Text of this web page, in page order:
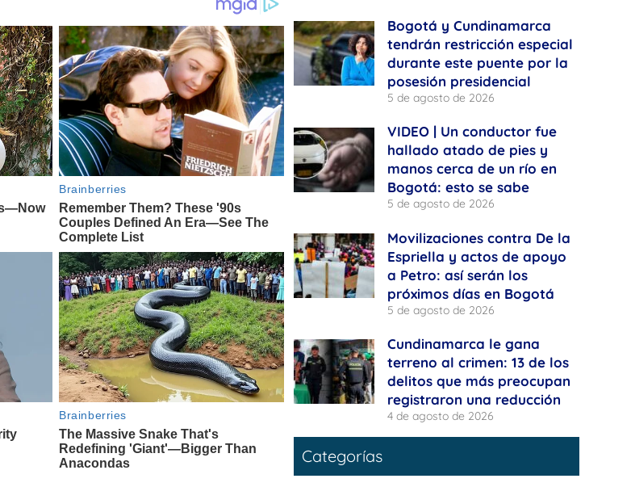
Bogotá y Cundinamarca
tendrán restricción especial
durante este puente por la
posesión presidencial
5 de agosto de 2026
VIDEO | Un conductor fue
hallado atado de pies y
manos cerca de un río en
Bogotá: esto se sabe
5 de agosto de 2026
Movilizaciones contra De la
Espriella y actos de apoyo
a Petro: así serán los
próximos días en Bogotá
5 de agosto de 2026
Cundinamarca le gana
terreno al crimen: 13 de los
delitos que más preocupan
registraron una reducción
4 de agosto de 2026
Categorías